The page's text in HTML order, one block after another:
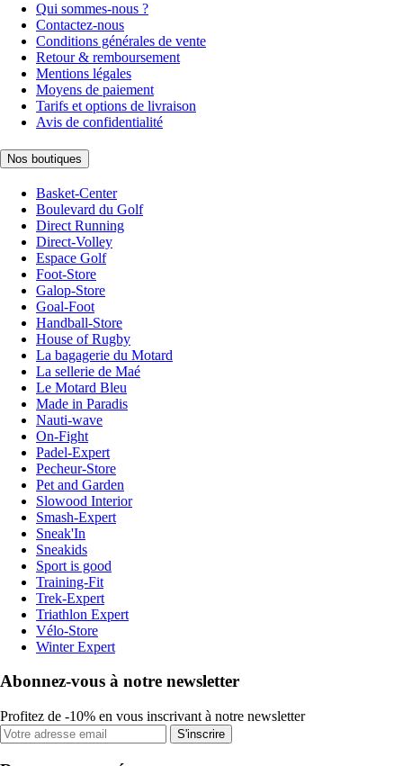
Qui sommes-nous ?
Contactez-nous
Conditions générales de vente
Retour & remboursement
Mentions légales
Moyens de paiement
Tarifs et options de livraison
Avis de confidentialité
Nos boutiques
Basket-Center
Boulevard du Golf
Direct Running
Direct-Volley
Espace Golf
Foot-Store
Galop-Store
Goal-Foot
Handball-Store
House of Rugby
La bagagerie du Motard
La sellerie de Maé
Le Motard Bleu
Made in Paradis
Nauti-wave
On-Fight
Padel-Expert
Pecheur-Store
Pet and Garden
Slowood Interior
Smash-Expert
Sneak'In
Sneakids
Sport is good
Training-Fit
Trek-Expert
Triathlon Expert
Vélo-Store
Winter Expert
Abonnez-vous à notre newsletter
Profitez de -10% en vous inscrivant à notre newsletter
S'inscrire